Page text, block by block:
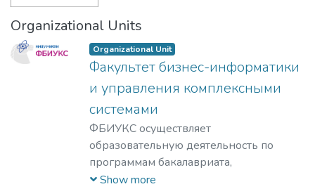
Organizational Units
Organizational Unit
Факультет бизнес-информатики
и управления комплексными
системами
ФБИУКС осуществляет
образовательную деятельность по
программам бакалавриата,
магистратуры и аспирантуры.
Show more